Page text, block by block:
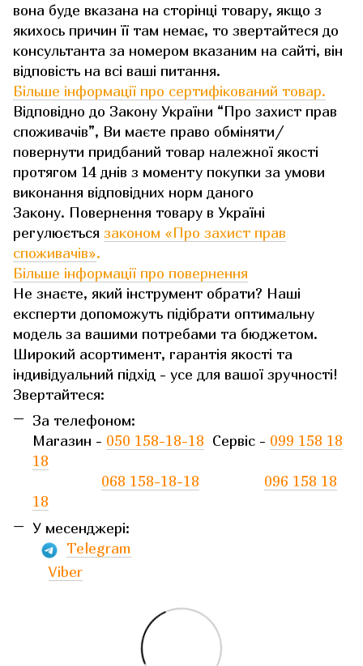
вона буде вказана на сторінці товару, якщо з
якихось причин її там немає, то звертайтеся до
консультанта за номером вказаним на сайті, він
відповість на всі ваші питання.
Більше інформації про сертифікований товар.
Відповідно до Закону України “Про захист прав
споживачів”, Ви маєте право обміняти/
повернути придбаний товар належної якості
протягом 14 днів з моменту покупки за умови
виконання відповідних норм даного
Закону. Повернення товару в Україні
регулюється законом «Про захист прав
споживачів».
Більше інформації про повернення
Не знаєте, який інструмент обрати? Наші
експерти допоможуть підібрати оптимальну
модель за вашими потребами та бюджетом.
Широкий асортимент, гарантія якості та
індивідуальний підхід - усе для вашої зручності!
Звертайтеся:
За телефоном:
Магазин - 050 158-18-18 Сервіс - 099 158 18
18
068 158-18-18
096 158 18
18
У месенджері:
Telegram
Viber